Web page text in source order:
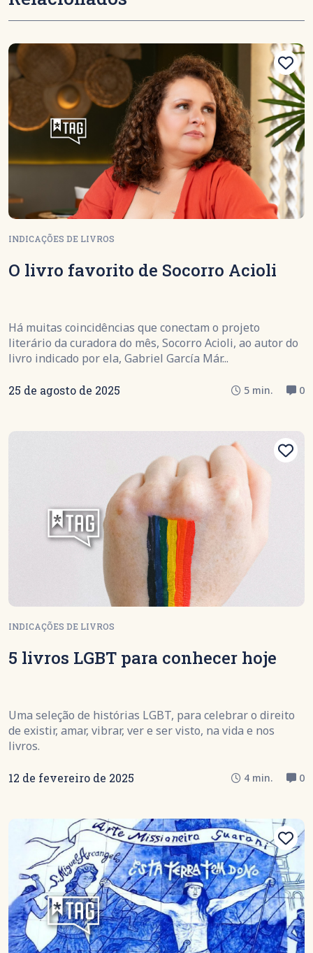
INDICAÇÕES DE LIVROS
O livro favorito de Socorro Acioli
Há muitas coincidências que conectam o projeto
literário da curadora do mês, Socorro Acioli, ao autor do
livro indicado por ela, Gabriel García Már...
25 de agosto de 2025 5 min. 0
INDICAÇÕES DE LIVROS
5 livros LGBT para conhecer hoje
Uma seleção de histórias LGBT, para celebrar o direito
de existir, amar, vibrar, ver e ser visto, na vida e nos
livros.
12 de fevereiro de 2025 4 min. 0